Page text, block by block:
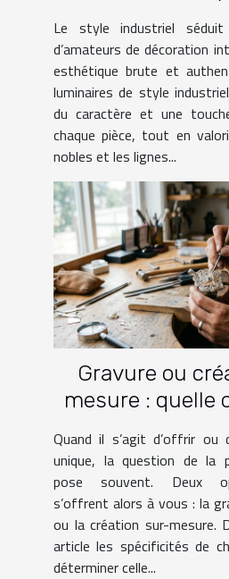
dans votre
Le style industriel
d’amateurs de décoration
esthétique brute et
luminaires de style
du caractère et une
chaque pièce, tout en
nobles et les lignes...
Gravure ou
mesure : quelle
Quand il s’agit d’offrir ou
unique, la question de la
pose souvent. Deux
s’offrent alors à vous : la
ou la création sur-mesure.
article les spécificités de
déterminer celle...